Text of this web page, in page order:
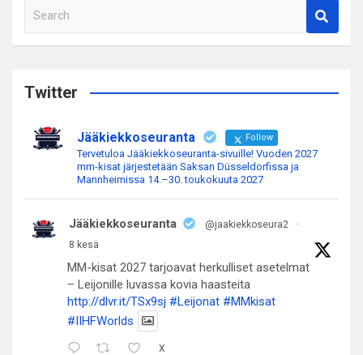
a
c
Twitter
Jääkiekkoseuranta Follow
Tervetuloa Jääkiekkoseuranta-sivuille! Vuoden 2027
mm-kisat järjestetään Saksan Düsseldorfissa ja
Mannheimissa 14.–30. toukokuuta 2027
Jääkiekkoseuranta @jaakiekkoseura2
·
8 kesä
MM-kisat 2027 tarjoavat herkulliset asetelmat
– Leijonille luvassa kovia haasteita
http://dlvr.it/TSx9sj #Leijonat #MMkisat
#IIHFWorlds
X